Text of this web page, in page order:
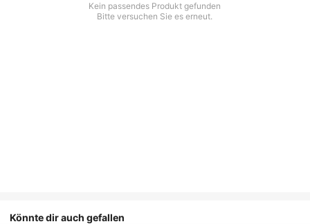
Kein passendes Produkt gefunden
Bitte versuchen Sie es erneut.
Könnte dir auch gefallen